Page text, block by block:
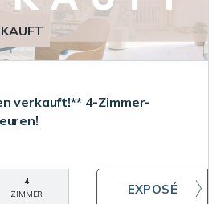
verkauft!** 4-Zimmer-
4
ZIMMER